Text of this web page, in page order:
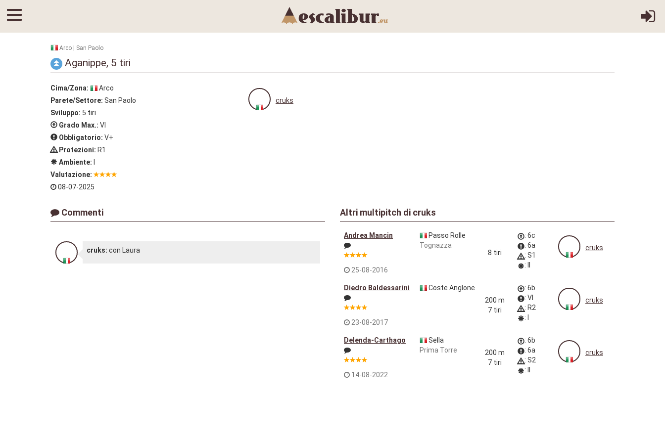
Arco | San Paolo
Aganippe, 5 tiri
Cima/Zona:
Arco
Parete/Settore: San Paolo
Sviluppo: 5 tiri
Grado Max.: VI
Obbligatorio: V+
Protezioni: R1
Ambiente:
Valutazione:
08-07-2025
cruks
Commenti
cruks: con Laura
Altri multipitch di cruks
Andrea Mancin
25-08-2016
Passo Rolle
Tognazza
8 tiri
: 6c
: 6a
: S1
: II
cruks
Diedro Baldessarini
23-08-2017
Coste Anglone
200 m
7 tiri
: 6b
: VI
: R2
: I
cruks
Delenda-Carthago
14-08-2022
Sella
Prima Torre
200 m
7 tiri
: 6b
: 6a
: S2
: II
cruks